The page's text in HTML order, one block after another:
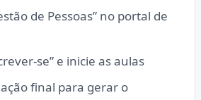
de Pessoas” no portal de
se” e inicie as aulas
final para gerar o